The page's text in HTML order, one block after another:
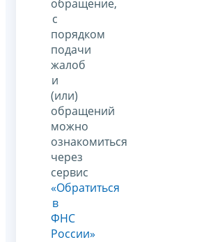
обращение,
с
порядком
подачи
жалоб
и
(или)
обращений
можно
ознакомиться
через
сервис
«Обратиться
в
ФНС
России»